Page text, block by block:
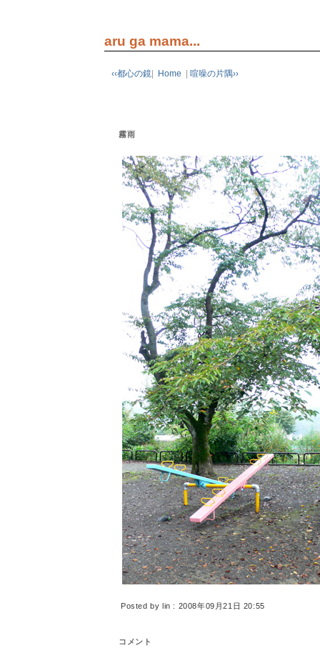
aru ga mama...
‹‹都心の鏡 Home 喧噪の片隅››
霧雨
Posted by lin : 2008年09月21日 20:55
コメント